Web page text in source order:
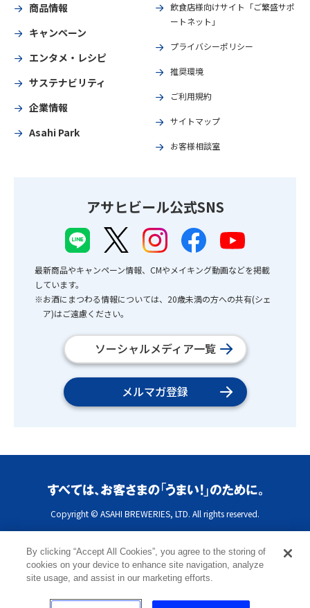
商品情報
キャンペーン
エンタメ・レシピ
サステナビリティ
企業情報
Asahi Park
飲食店様向けサイト「ご繁盛サポ
ートネット」
プライバシーポリシー
推奨環境
ご利用規約
サイトマップ
お客様相談室
アサヒビール公式SNS
最新商品やキャンペーン情報、CMやメイキング動画などを掲載
しています。
※お酒にまつわる情報については、20歳未満の方への共有(シェ
ア)はご遠慮ください。
ソーシャルメディア一覧
メルマガ登録
Copyright © ASAHI BREWERIES, LTD. All rights reserved.
By clicking “Accept All Cookies”, you agree to the storing of
cookies on your device to enhance site navigation, analyze
site usage, and assist in our marketing efforts.